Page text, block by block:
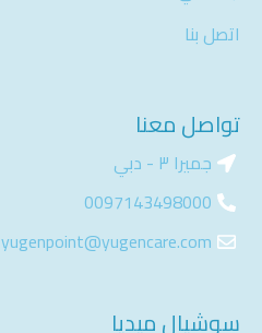
اتصل بنا
تواصل معنا
جميرا ٣ - دبي
0097143498000​
yugenpoint@yugencare.com
سوشيال ميديا